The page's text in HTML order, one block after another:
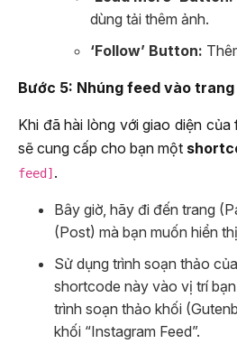
dùng tải thêm ảnh.
‘Follow’ Button:
Bước 5: Nhúng feed vào
Khi đã hài lòng với giao diện của
sẽ cung cấp cho bạn một
feed] .
Bây giờ, hãy đi đến trang
(Post) mà bạn muốn hiển
Sử dụng trình soạn thảo
shortcode này vào vị trí
trình soạn thảo khối
khối “Instagram Feed”.